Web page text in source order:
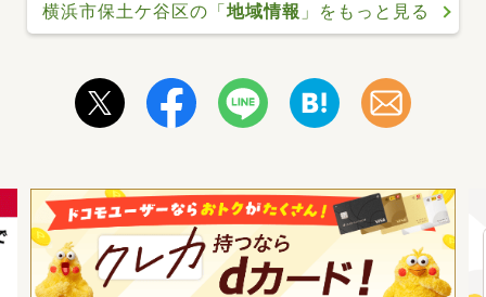
横浜市保土ケ谷区の「 地域情報 」をもっと見る